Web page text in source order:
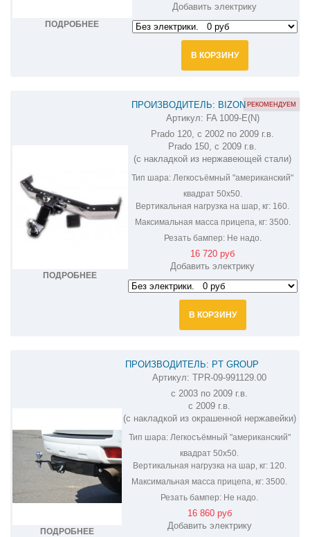
ПОДРОБНЕЕ
Добавить электрику
В КОРЗИНУ
ПОДРОБНЕЕ
ПРОИЗВОДИТЕЛЬ: BIZON
ФАРКОП НА LAND CRUISER PRADO
120,150 FA 1009-E(N)
Артикул: FA 1009-E(N)
Prado 120, с 2002 по 2009 г.в.
Prado 150, с 2009 г.в.
(c накладкой из нержавеющей стали)
Тип шара: Легкосъёмный "американский"
квадрат 50х50.
Вертикальная нагрузка на шар, кг: 160.
Максимальная масса прицепа, кг:3500.
Резать бампер:Не надо.
РЕКОМЕНДУЕМ
16 720 руб
Добавить электрику
В КОРЗИНУ
ПОДРОБНЕЕ
ПРОИЗВОДИТЕЛЬ: PT GROUP
ФАРКОП НА TOYOTA LAND CRUISER
PRADO TPR-09-991129.00
Артикул: TPR-09-991129.00
с 2003 по 2009 г.в.
с 2009 г.в.
(с накладкой из окрашенной нержавейки)
Тип шара:Легкосъёмный "американский"
квадрат 50х50.
Вертикальная нагрузка на шар, кг:120.
Максимальная масса прицепа, кг: 3500.
Резать бампер: Не надо.
16 860 руб
Добавить электрику